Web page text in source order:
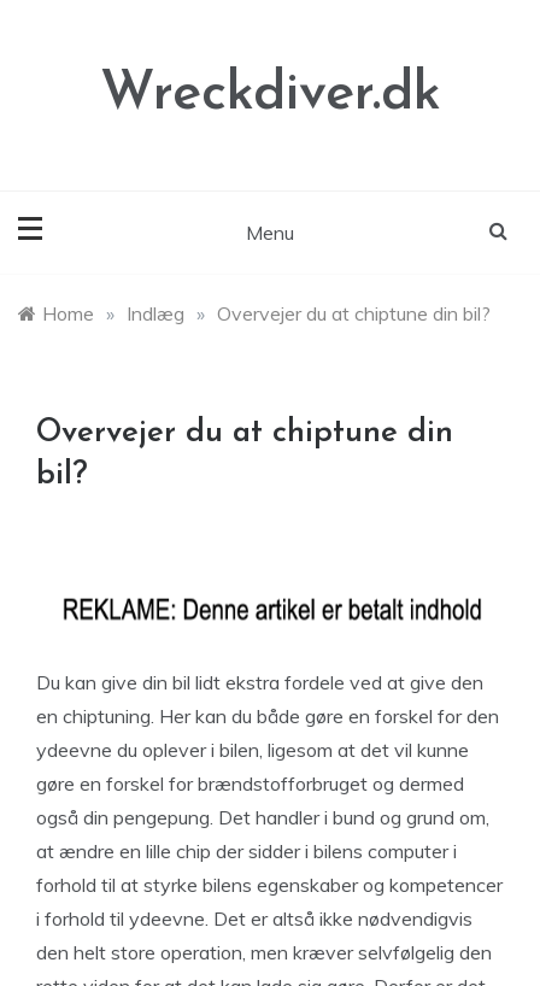
Wreckdiver.dk
Menu
Home » Indlæg » Overvejer du at chiptune din bil?
Overvejer du at chiptune din
bil?
Du kan give din bil lidt ekstra fordele ved at give den
en chiptuning. Her kan du både gøre en forskel for den
ydeevne du oplever i bilen, ligesom at det vil kunne
gøre en forskel for brændstofforbruget og dermed
også din pengepung. Det handler i bund og grund om,
at ændre en lille chip der sidder i bilens computer i
forhold til at styrke bilens egenskaber og kompetencer
i forhold til ydeevne. Det er altså ikke nødvendigvis
den helt store operation, men kræver selvfølgelig den